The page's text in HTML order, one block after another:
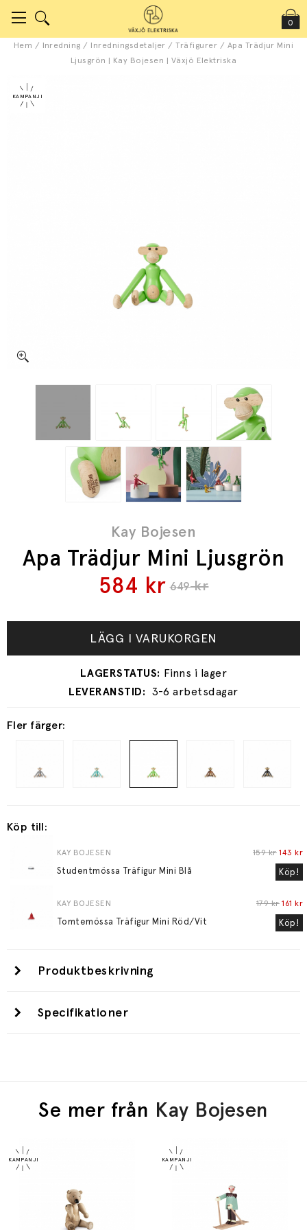
0
Hem / Inredning / Inredningsdetaljer /Träfigurer / Apa Trädjur Mini
Ljusgrön | Kay Bojesen | Växjö Elektriska
Kay Bojesen
Apa Trädjur Mini Ljusgrön
649kr
584 kr
Fler färger:
LÄGG I VARUKORGEN
3-6 arbetsdagar
Köp till:
KAY BOJESEN
Studentmössa Träfigur Mini Blå
159 kr 143 kr
Köp!
KAY BOJESEN
Tomtemössa Träfigur Mini Röd/Vit
179 kr 161 kr
Köp!
Produktbeskrivning
Specifikationer
Se mer från Kay Bojesen